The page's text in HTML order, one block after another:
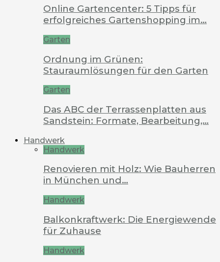
Online Gartencenter: 5 Tipps für
erfolgreiches Gartenshopping im…
Garten
Ordnung im Grünen:
Stauraumlösungen für den Garten
Garten
Das ABC der Terrassenplatten aus
Sandstein: Formate, Bearbeitung,…
Handwerk
Handwerk
Renovieren mit Holz: Wie Bauherren
in München und…
Handwerk
Balkonkraftwerk: Die Energiewende
für Zuhause
Handwerk